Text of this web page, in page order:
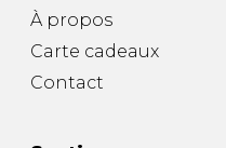
À propos
Carte cadeaux
Contact